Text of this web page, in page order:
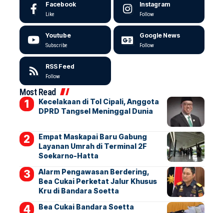
Facebook
Like
Instagram
Follow
Youtube
Subscribe
Google News
Follow
RSS Feed
Follow
Most Read
Kecelakaan di Tol Cipali, Anggota
DPRD Tangsel Meninggal Dunia
Empat Maskapai Baru Gabung
Layanan Umrah di Terminal 2F
Soekarno-Hatta
Alarm Pengawasan Berdering,
Bea Cukai Perketat Jalur Khusus
Kru di Bandara Soetta
Bea Cukai Bandara Soetta